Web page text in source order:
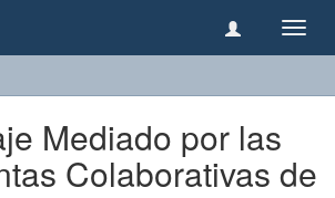
Mediado por las
Colaborativas de